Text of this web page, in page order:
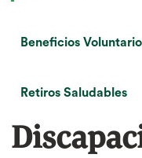
Beneficios
Retiros Saludables